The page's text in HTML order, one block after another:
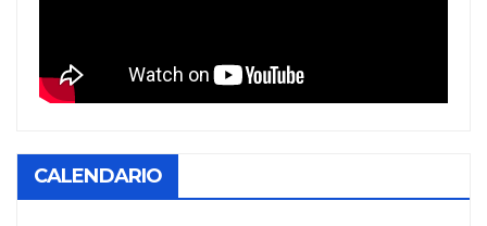
CALENDARIO